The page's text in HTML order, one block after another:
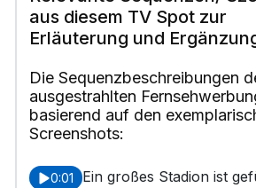
aus diesem TV Spot zur
Erläuterung und
Die Sequenzbeschreibungen
ausgestrahlten
basierend auf den
Screenshots:
0:01
Ein großes Stadion ist